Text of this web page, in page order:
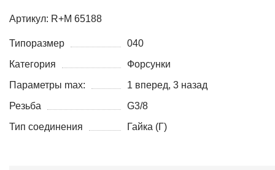
Артикул: R+M 65188
Типоразмер
040
Категория
Форсунки
Параметры max:
1 вперед, 3 назад
Резьба
G3/8
Тип соединения
Гайка (Г)